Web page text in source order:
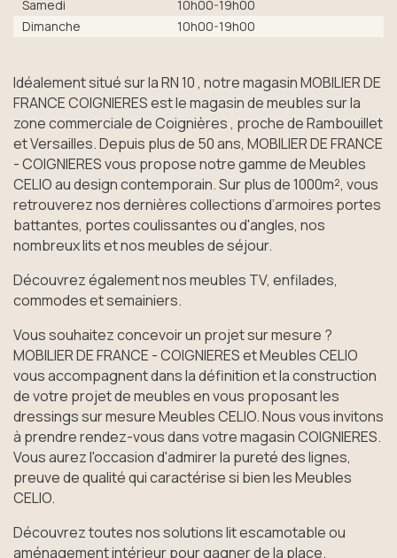
Samedi
10h00-19h00
Dimanche
10h00-19h00
Idéalement situé sur la RN 10 , notre magasin MOBILIER DE
FRANCE COIGNIERES est le magasin de meubles sur la
zone commerciale de Coignières , proche de Rambouillet
et Versailles. Depuis plus de 50 ans, MOBILIER DE FRANCE
- COIGNIERES vous propose notre gamme de Meubles
CELIO au design contemporain. Sur plus de 1000m², vous
retrouverez nos dernières collections d’armoires portes
battantes, portes coulissantes ou d'angles, nos
nombreux lits et nos meubles de séjour.
Découvrez également nos meubles TV, enfilades,
commodes et semainiers.
Vous souhaitez concevoir un projet sur mesure ?
MOBILIER DE FRANCE - COIGNIERES et Meubles CELIO
vous accompagnent dans la définition et la construction
de votre projet de meubles en vous proposant les
dressings sur mesure Meubles CELIO. Nous vous invitons
à prendre rendez-vous dans votre magasin COIGNIERES.
Vous aurez l'occasion d'admirer la pureté des lignes,
preuve de qualité qui caractérise si bien les Meubles
CELIO.
Découvrez toutes nos solutions lit escamotable ou
aménagement intérieur pour gagner de la place.